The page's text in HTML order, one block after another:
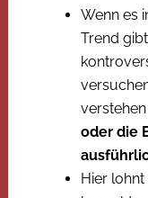
Wenn es
Trend
oder die
Hier lohnt